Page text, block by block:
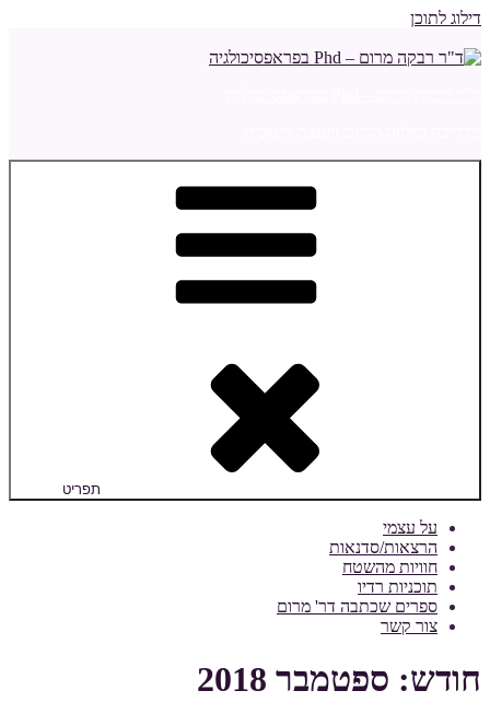
דילוג לתוכן
תפריט
על עצמי
הרצאות/סדנאות
חוויות מהשטח
תוכניות רדיו
ספרים שכתבה דר' מרום
צור קשר
חודש: ספטמבר 2018